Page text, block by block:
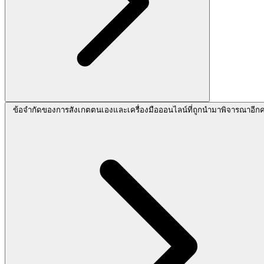
ข้อจำกัดของการสังเกตตนเองและเครื่องมือออนไลน์ที่ถูกนำมาพิจารณาอีก